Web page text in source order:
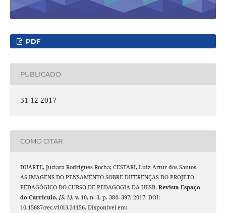
PDF
PUBLICADO
31-12-2017
COMO CITAR
DUARTE, Juciara Rodrigues Rocha; CESTARI, Luiz Artur dos Santos.
AS IMAGENS DO PENSAMENTO SOBRE DIFERENÇAS DO PROJETO
PEDAGÓGICO DO CURSO DE PEDAGOGIA DA UESB. Revista Espaço
do Currículo, [S. l.], v. 10, n. 3, p. 384–397, 2017. DOI:
10.15687/rec.v10i3.31156. Disponível em: